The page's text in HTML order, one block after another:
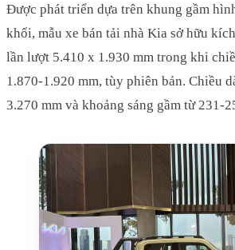
Được phát triển dựa trên khung gầm
khối, mẫu xe bán tải nhà Kia sở hữu
lần lượt 5.410 x 1.930 mm trong khi
1.870-1.920 mm, tùy phiên bản. Chiều
3.270 mm và khoảng sáng gầm từ 231-